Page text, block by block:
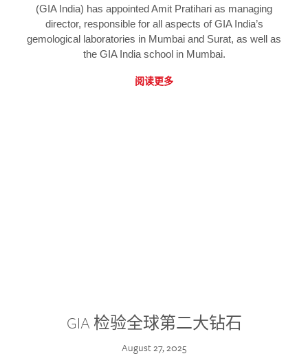
(GIA India) has appointed Amit Pratihari as managing
director, responsible for all aspects of GIA India’s
gemological laboratories in Mumbai and Surat, as well as
the GIA India school in Mumbai.
阅读更多
GIA 检验全球第二大钻石
August 27, 2025